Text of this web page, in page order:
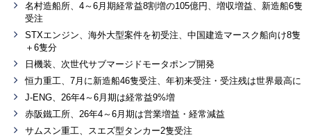
名村造船所、4～6月期経常益8割増の105億円、増収増益、新造船6隻
受注
STXエンジン、海外大型案件を初受注、中国建造マースク船向け8隻
＋6隻分
日機装、次世代サブマージドモータポンプ開発
恒力重工、7月に新造船46隻受注、年初来受注・受注残は世界最高に
J-ENG、26年4～6月期は経常益9%増
赤阪鐵工所、26年4～6月期は営業増益・経常減益
サムスン重工、スエズ型タンカー2隻受注